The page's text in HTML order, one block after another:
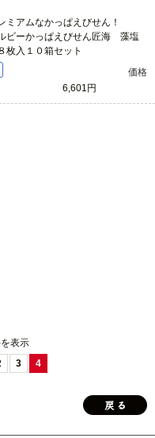
ミアムなかっぱえびせん！
ビーかっぱえびせん匠海 藻塩
枚入１０箱セット
価格
6,601円
表示
3 4